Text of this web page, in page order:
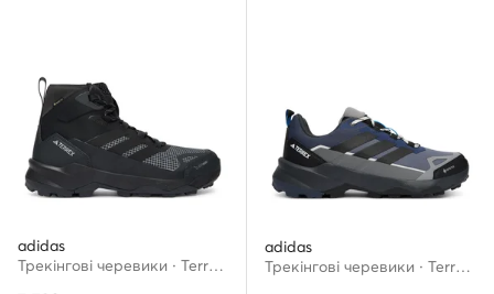
adidas
Трекінгові черевики · Terrex Skychaser AX5 Mid GORE-TEX CLIMAWARM+ JQ2205 · Чорний
adidas
Трекінгові черевики · Terrex Skychaser Ax5 Gore-Tex JR3978 · Сірий